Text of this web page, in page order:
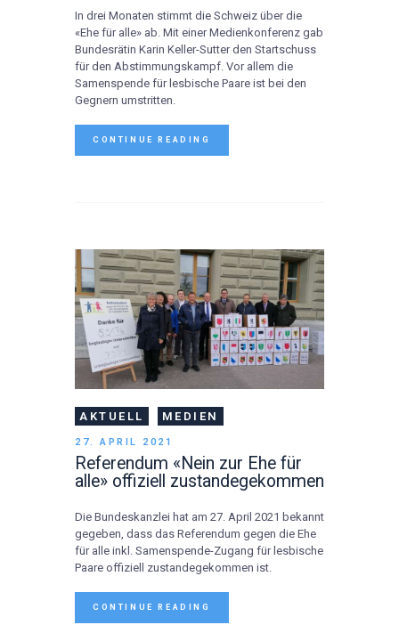
In drei Monaten stimmt die Schweiz über die
«Ehe für alle» ab. Mit einer Medienkonferenz gab
Bundesrätin Karin Keller-Sutter den Startschuss
für den Abstimmungskampf. Vor allem die
Samenspende für lesbische Paare ist bei den
Gegnern umstritten.
CONTINUE READING
AKTUELL MEDIEN
27. APRIL 2021
Referendum «Nein zur Ehe für
alle» offiziell zustandegekommen
Die Bundeskanzlei hat am 27. April 2021 bekannt
gegeben, dass das Referendum gegen die Ehe
für alle inkl. Samenspende-Zugang für lesbische
Paare offiziell zustandegekommen ist.
CONTINUE READING